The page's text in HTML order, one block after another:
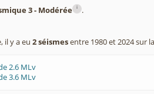
3 - Modérée i .
il y a eu 2 séismesentre 1980 et 2024 sur
2.6 MLv
3.6 MLv